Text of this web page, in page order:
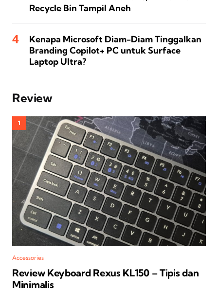
Recycle Bin Tampil Aneh
Kenapa Microsoft Diam-Diam Tinggalkan
Branding Copilot+ PC untuk Surface
Laptop Ultra?
Review
Accessories
Review Keyboard Rexus KL150 – Tipis dan
Minimalis